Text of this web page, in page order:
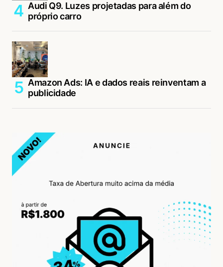
Audi Q9. Luzes projetadas para além do
próprio carro
Amazon Ads: IA e dados reais reinventam a
publicidade